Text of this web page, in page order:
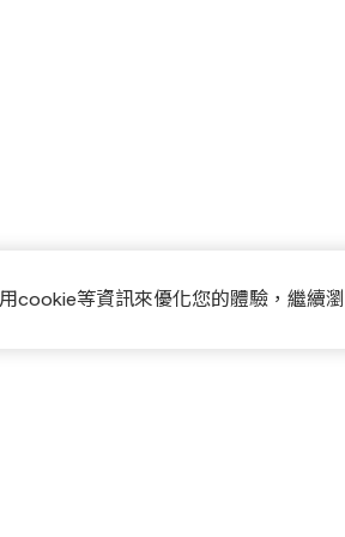
cookie等資訊來優化您的體驗，繼續